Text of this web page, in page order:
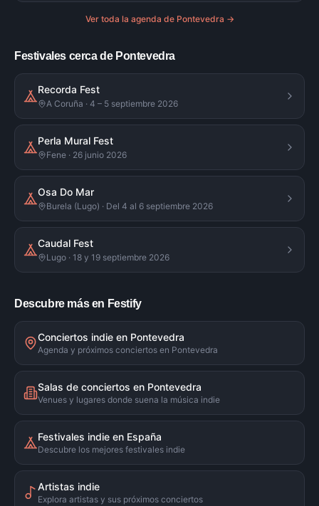
Ver toda la agenda de Pontevedra →
Festivales cerca de Pontevedra
Recorda Fest
A Coruña · 4 – 5 septiembre 2026
Perla Mural Fest
Fene · 26 junio 2026
Osa Do Mar
Burela (Lugo) · Del 4 al 6 septiembre 2026
Caudal Fest
Lugo · 18 y 19 septiembre 2026
Descubre más en Festify
Conciertos indie en Pontevedra
Agenda y próximos conciertos en Pontevedra
Salas de conciertos en Pontevedra
Venues y lugares donde suena la música indie
Festivales indie en España
Descubre los mejores festivales indie
Artistas indie
Explora artistas y sus próximos conciertos